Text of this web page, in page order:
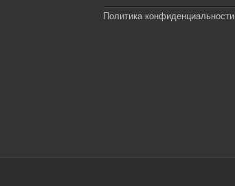
Политика конфиденциальности